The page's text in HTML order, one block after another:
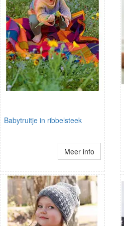
Babytruitje in ribbelsteek
Meer info